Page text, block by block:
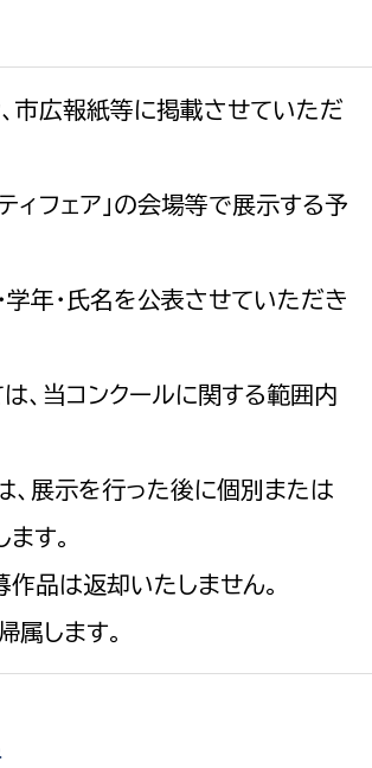
市広報紙等に掲載させていただ
ィフェア」の会場等で展示する予
年・氏名を公表させていただき
、当コンクールに関する範囲内
、展示を行った後に個別または
す。
作品は返却いたしません。
属します。